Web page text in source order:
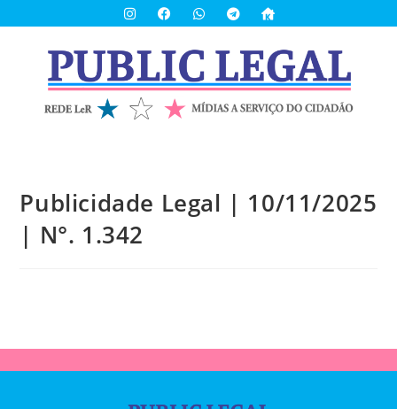
Publicidade Legal | 10/11/2025
| N°. 1.342